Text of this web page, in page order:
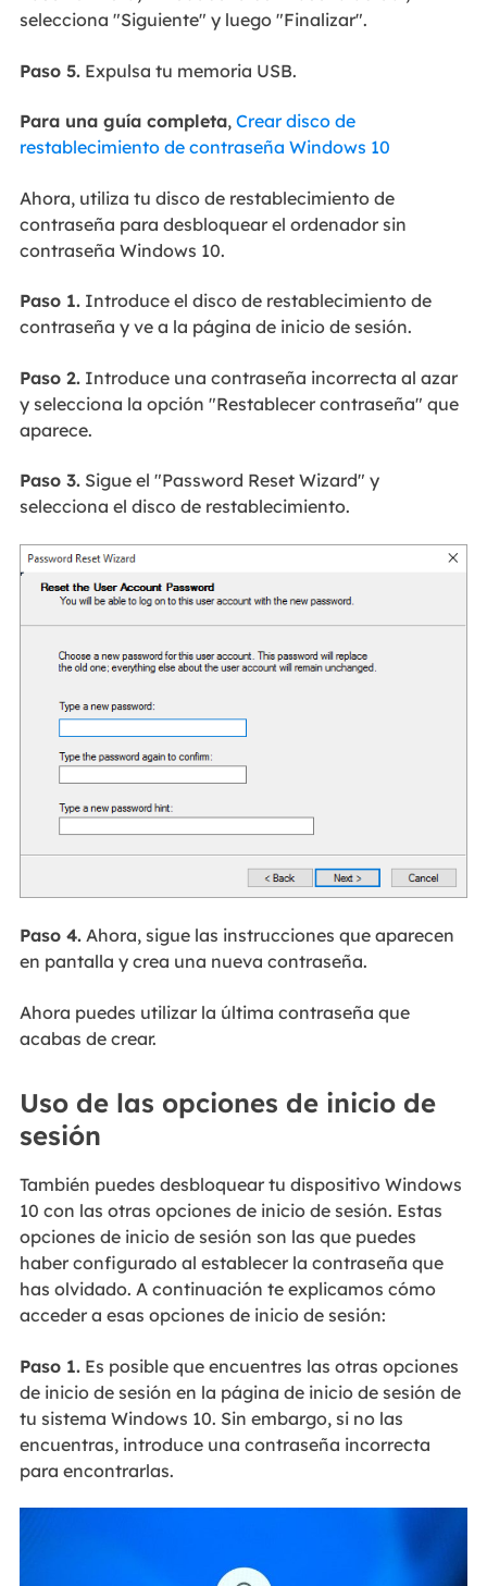
selecciona "Siguiente" y luego "Finalizar".
Paso 5.Expulsa tu memoria USB.
Para una guía completa, Crear disco de
restablecimiento de contraseña Windows 10
Ahora, utiliza tu disco de restablecimiento de
contraseña para desbloquear el ordenador sin
contraseña Windows 10.
Paso 1.Introduce el disco de restablecimiento de
contraseña y ve a la página de inicio de sesión.
Paso 2.Introduce una contraseña incorrecta al azar
y selecciona la opción "Restablecer contraseña" que
aparece.
Paso 3.Sigue el "Password Reset Wizard" y
selecciona el disco de restablecimiento.
Paso 4.Ahora, sigue las instrucciones que aparecen
en pantalla y crea una nueva contraseña.
Ahora puedes utilizar la última contraseña que
acabas de crear.
Uso de las opciones de inicio de
sesión
También puedes desbloquear tu dispositivo Windows
10 con las otras opciones de inicio de sesión. Estas
opciones de inicio de sesión son las que puedes
haber configurado al establecer la contraseña que
has olvidado. A continuación te explicamos cómo
acceder a esas opciones de inicio de sesión:
Paso 1.Es posible que encuentres las otras opciones
de inicio de sesión en la página de inicio de sesión de
tu sistema Windows 10. Sin embargo, si no las
encuentras, introduce una contraseña incorrecta
para encontrarlas.